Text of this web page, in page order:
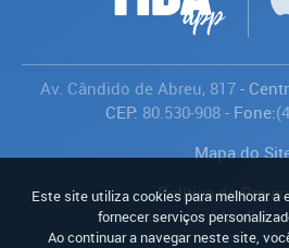
Av. Cândido de Abreu, 817-
CEP: 80.530-908- Fone:
Mapa do
Política de
Avaliar
Este site utiliza cookies para melhorar a
fornecer serviços
Ao continuar a navegar neste site,